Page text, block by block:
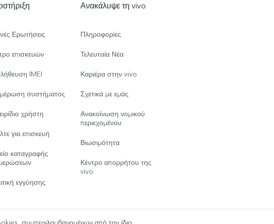
Ερωτήσεις
επισκευών
IMEI
συστήματος
χρήστη
για επισκευή
καταγραφής
εγγύησης
Ανακάλυψε τη vivo
Πληροφορίες
Τελευταία Νέα
Καριέρα στην vivo
Σχετικά με εμάς
Ανακοίνωση νομικού
περιεχομένου
Βιωσιμότητα
Κέντρο απορρήτου της
vivo